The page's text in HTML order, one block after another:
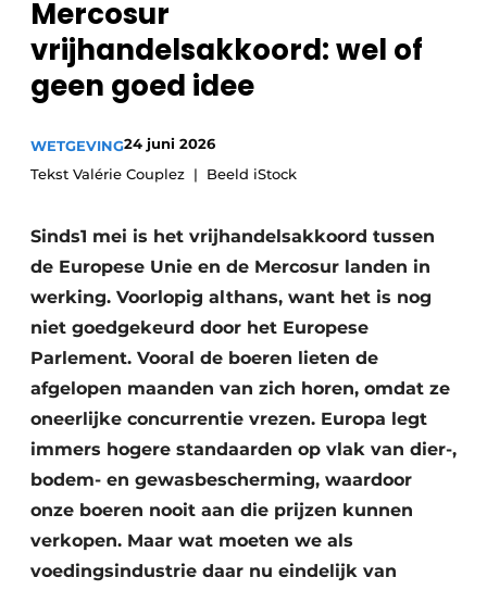
Privacy / Cookie statement
Vacature aanmelden
Vacatures
Video’s
Mercosur
vrijhandelsakkoord: wel of
geen goed idee
WETGEVING24 juni 2026
Tekst Valérie Couplez | Beeld iStock
Sinds1 mei is het vrijhandelsakkoord tussen
de Europese Unie en de Mercosur landen in
werking. Voorlopig althans, want het is nog
niet goedgekeurd door het Europese
Parlement. Vooral de boeren lieten de
afgelopen maanden van zich horen, omdat ze
oneerlijke concurrentie vrezen. Europa legt
immers hogere standaarden op vlak van dier-,
bodem- en gewasbescherming, waardoor
onze boeren nooit aan die prijzen kunnen
verkopen. Maar wat moeten we als
voedingsindustrie daar nu eindelijk van